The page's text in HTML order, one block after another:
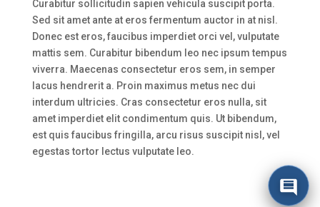
Curabitur sollicitudin sapien vehicula suscipit porta.
Sed sit amet ante at eros fermentum auctor in at nisl.
Donec est eros, faucibus imperdiet orci vel, vulputate
mattis sem. Curabitur bibendum leo nec ipsum tempus
viverra. Maecenas consectetur eros sem, in semper
lacus hendrerit a. Proin maximus metus nec dui
interdum ultricies. Cras consectetur eros nulla, sit
amet imperdiet elit condimentum quis. Ut bibendum,
est quis faucibus fringilla, arcu risus suscipit nisl, vel
egestas tortor lectus vulputate leo.